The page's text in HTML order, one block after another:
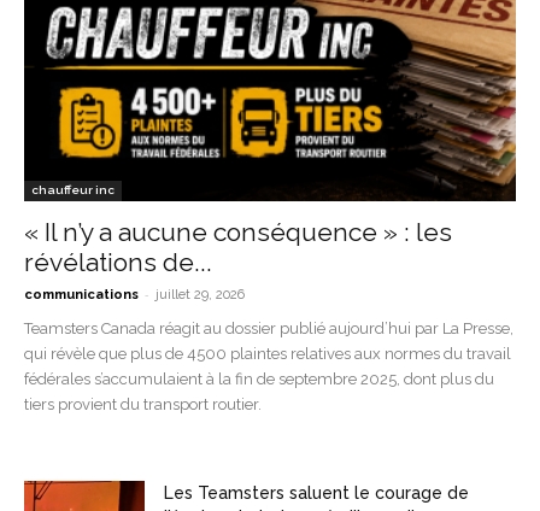
chauffeur inc
« Il n’y a aucune conséquence » : les
révélations de...
communications - juillet 29, 2026
Teamsters Canada réagit au dossier publié aujourd’hui par La Presse,
qui révèle que plus de 4500 plaintes relatives aux normes du travail
fédérales s’accumulaient à la fin de septembre 2025, dont plus du
tiers provient du transport routier.
Les Teamsters saluent le courage de